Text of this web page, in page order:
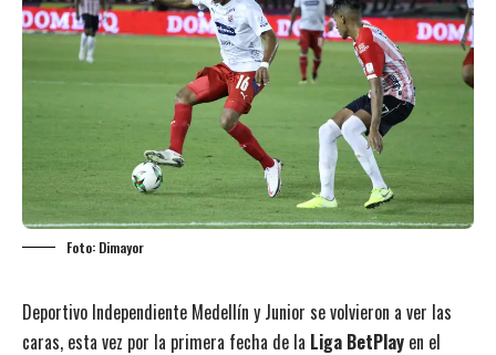
Foto: Dimayor
Deportivo Independiente Medellín y Junior se volvieron a ver las
caras, esta vez por la primera fecha de la Liga BetPlay en el